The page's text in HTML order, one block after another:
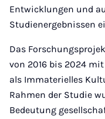
Entwicklungen und
Studienergebnissen
Das
von 2016 bis 2024
als Immaterielles
Rahmen der Studie
Bedeutung